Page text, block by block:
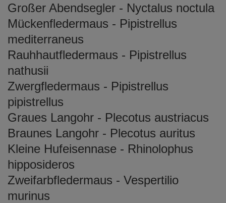
Großer Abendsegler - Nyctalus noctula
Mückenfledermaus - Pipistrellus
mediterraneus
Rauhhautfledermaus - Pipistrellus
nathusii
Zwergfledermaus - Pipistrellus
pipistrellus
Graues Langohr - Plecotus austriacus
Braunes Langohr - Plecotus auritus
Kleine Hufeisennase - Rhinolophus
hipposideros
Zweifarbfledermaus - Vespertilio
murinus